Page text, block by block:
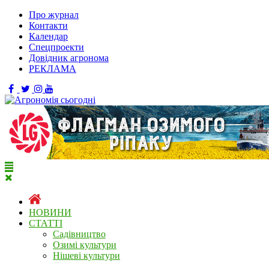
Про журнал
Контакти
Календар
Спецпроекти
Довідник агронома
РЕКЛАМА
НОВИНИ
СТАТТІ
Садівництво
Озимі культури
Нішеві культури